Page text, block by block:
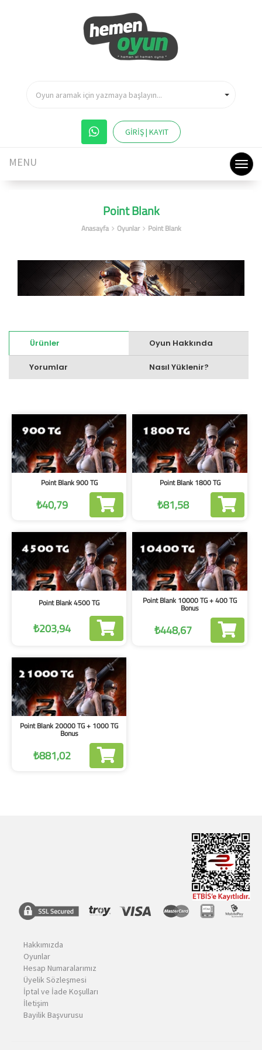
Oyun aramak için yazmaya başlayın...
GİRİŞ | KAYIT
MENU
Point Blank
Anasayfa Oyunlar Point Blank
Ürünler Oyun Hakkında
Yorumlar Nasıl Yüklenir?
Point Blank 900 TG
₺40,79
Point Blank 1800 TG
₺81,58
Point Blank 4500 TG
₺203,94
Point Blank 10000 TG + 400 TG
Bonus
₺448,67
Point Blank 20000 TG + 1000 TG
Bonus
₺881,02
Hakkımızda
Oyunlar
Hesap Numaralarımız
Üyelik Sözleşmesi
İptal ve İade Koşulları
İletişim
Bayilik Başvurusu